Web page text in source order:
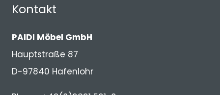
Kontakt
PAIDI Möbel GmbH
Hauptstraße 87
D-97840 Hafenlohr